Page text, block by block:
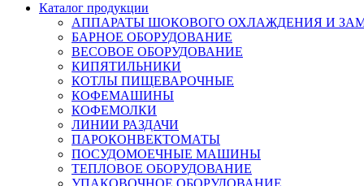
Каталог продукции
АППАРАТЫ ШОКОВОГО ОХЛАЖДЕНИЯ И
БАРНОЕ ОБОРУДОВАНИЕ
ВЕСОВОЕ ОБОРУДОВАНИЕ
КИПЯТИЛЬНИКИ
КОТЛЫ ПИЩЕВАРОЧНЫЕ
КОФЕМАШИНЫ
КОФЕМОЛКИ
ЛИНИИ РАЗДАЧИ
ПАРОКОНВЕКТОМАТЫ
ПОСУДОМОЕЧНЫЕ МАШИНЫ
ТЕПЛОВОЕ ОБОРУДОВАНИЕ
УПАКОВОЧНОЕ ОБОРУДОВАНИЕ